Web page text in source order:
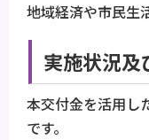
地域経済や市民生
実施状況及
本交付金を活用し
です。